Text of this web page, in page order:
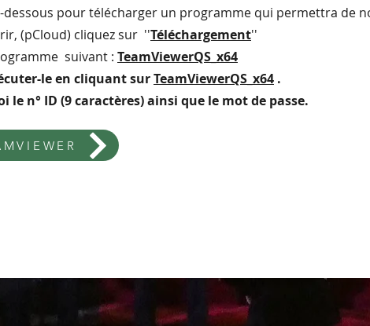
dessous pour télécharger un programme qui permettra de
(pCloud) cliquez sur ''Téléchargement''
suivant : TeamViewerQS_x64
le en cliquant surTeamViewerQS_x64 .
le n° ID (9 caractères) ainsi que le mot de passe.